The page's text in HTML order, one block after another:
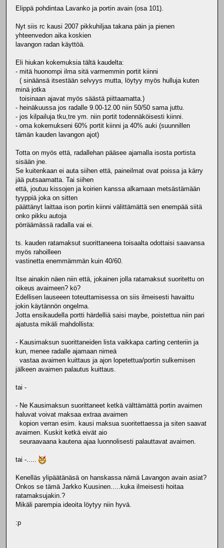
Elippä pohdintaa Lavanko ja portin avain (osa 101).
Nyt siis rc kausi 2007 pikkuhiljaa takana päin ja pienen
yhteenvedon aika koskien
lavangon radan käyttöä.
Eli hiukan kokemuksia tältä kaudelta:
- mitä huonompi ilma sitä varmemmin portit kiinni
( sinäänsä itsestään selvyys mutta, löytyy myös hulluja kuten
minä jotka
toisinaan ajavat myös säästä piittaamatta.)
- heinäkuussa jos radalle 9.00-12.00 niin 50/50 sama juttu.
- jos kilpailuja tku,tre ym. niin portit todennäköisesti kiinni.
- oma kokemukseni 60% portit kiinni ja 40% auki (suunnillen
tämän kauden lavangon ajot)
Totta on myös että, radallehan pääsee ajamalla isosta portista
sisään jne.
Se kuitenkaan ei auta siihen että, paineilmat ovat poissa ja kärry
jää putsaamatta. Tai siihen
että, joutuu kissojen ja koirien kanssa alkamaan metsästämään
tyyppiä joka on sitten
päättänyt laittaa ison portin kiinni välittämättä sen enempää siitä
onko pikku autoja
pörräämässä radalla vai ei.
ts. kauden ratamaksut suorittaneena toisaalta odottaisi saavansa
myös rahoilleen
vastinetta enemmämmän kuin 40/60.
Itse ainakin näen niin että, jokainen jolla ratamaksut suoritettu on
oikeus avaimeen? kö?
Edellisen lauseeen toteuttamisessa on siis ilmeisesti havaittu
jokin käytännön ongelma.
Jotta ensikaudella portti härdelliä saisi maybe, poistettua niin pari
ajatusta mikäli mahdollista:
- Kausimaksun suorittaneiden lista vaikkapa carting centeriin ja
kun, menee radalle ajamaan nimeä
vastaa avaimen kuittaus ja ajon lopetettua/portin sulkemisen
jälkeen avaimen palautus kuittaus.
tai -
- Ne Kausimaksun suorittaneet ketkä välttämättä portin avaimen
haluvat voivat maksaa extraa avaimen
kopion verran esim. kausi maksua suoritettaessa ja siten saavat
avaimen. Kuskit ketkä eivät aio
seuraavaana kautena ajaa luonnolisesti palauttavat avaimen.
tai -.....
Kenelläs ylipäätänäsä on hanskassa nämä Lavangon avain asiat?
Onkos se tämä Jarkko Kuusinen.....kuka ilmeisesti hoitaa
ratamaksujakin.?
Mikäli parempia ideoita löytyy niin hyvä.
:p